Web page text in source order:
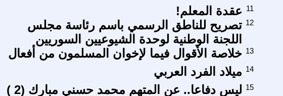
عقدة المعلم! 11
تصريح للناطق الرسمي باسم رئاسة مجلس
اللجنة الوطنية لوحدة الشيوعيين السوريين
12
خلاصة الأقوال فيما لإخوان المسلمون من أفعال 13
ميلاد الفرد العربي 14
ليس دفاعا.. عن المتهم محمد حسني مبارك (2 ) 15